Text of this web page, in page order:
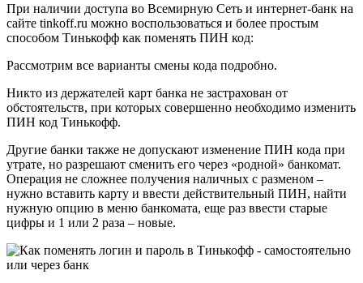
При наличии доступа во Всемирную Сеть и интернет-банк на
сайте tinkoff.ru можно воспользоваться и более простым
способом Тинькофф как поменять ПИН код:
Рассмотрим все варианты смены кода подробно.
Никто из держателей карт банка не застрахован от
обстоятельств, при которых совершенно необходимо изменить
ПИН код Тинькофф.
Другие банки также не допускают изменение ПИН кода при
утрате, но разрешают сменить его через «родной» банкомат.
Операция не сложнее получения наличных с разменом –
нужно вставить карту и ввести действительный ПИН, найти
нужную опцию в меню банкомата, еще раз ввести старые
цифры и 1 или 2 раза – новые.